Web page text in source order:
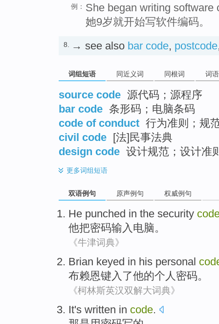
例： She began writing software
她9岁就开始写软件编码。
8. → see also bar code, postcode
词组短语 同近义词 同根词 词
source code 源代码；源程序
bar code 条形码；电脑条码
code of conduct 行为准则；规
civil code [法]民事法典
design code 设计规范；设计准
更多词组短语
双语例句 原声例句 权威例句
He punched in the security
他把密码输入电脑。
《牛津词典》
Brian keyed in his personal
布赖恩键入 了他的个人密码。
《柯林斯英汉双解大词典》
It's written in code.